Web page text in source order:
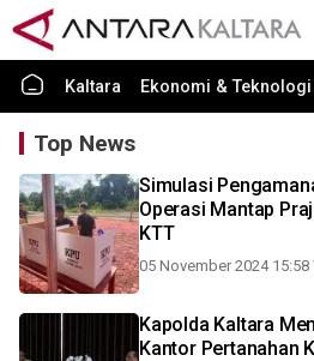
Kaltara Ekonomi & Teknologi
Top News
Simulasi
Operasi Mantap
KTT
05 November 2024 15:58
Kapolda Kaltara
Kantor Pertanahan